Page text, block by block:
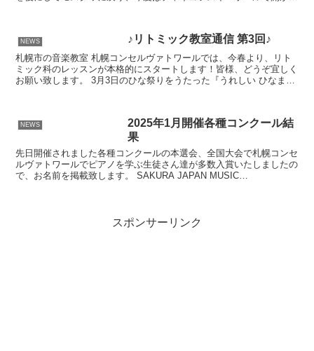
NEWS ♪リトミック教室通信 第3回♪
札幌市の音楽教室 札幌コンセルヴァトワールでは、今春より、リト
ミック科のレッスンが本格的にスタートします！皆様、どうぞ宜しく
お願い致します。 3月3日のひな祭りをうたった『うれしい ひなまつ
NEWS
2025年1月開催各種コンクール結
果
先日開催されました各種コンクールの本選会、全国大会で札幌コンセ
ルヴァトワールでピアノを学ぶ生徒さん達が多数入賞いたしましたの
で、お名前を掲載致します。 SAKURA JAPAN MUSIC
スポンサーリンク